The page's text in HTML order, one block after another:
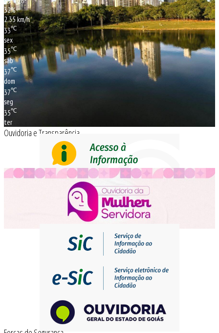
32%
2.35 km/h
33℃
sex
35℃
sáb
37℃
dom
37℃
seg
35℃
ter
Ouvidoria e Transparência